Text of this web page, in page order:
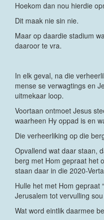
Hoekom dan nou hierdie
Dit maak nie sin nie.
Maar op daardie stadium
daaroor te vra.
In elk geval, na die
mense se verwagtings en
uitmekaar loop.
Voortaan ontmoet Jesus
waarheen Hy oppad is en
Die verheerliking op die
Opvallend wat daar staan,
berg met Hom gepraat het
staan daar in die 2020-
Hulle het met Hom gepraat
Jerusalem tot vervulling
Wat word eintlik daarmee